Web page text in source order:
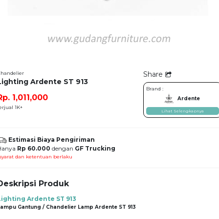
Ardente ST 913
1,011,000
1K+
Share
Brand :
Ardente
Lihat Selengkapnya
Estimasi Biaya Pengiriman
Rp 60.000 dengan GF Trucking
dan ketentuan berlaku
Produk
Ardente ST 913
Gantung / Chandelier Lamp Ardente ST 913